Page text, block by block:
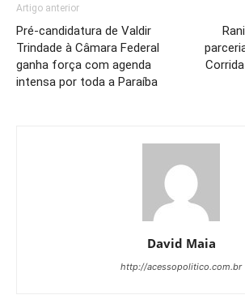
Artigo anterior
Pré-candidatura de Valdir
Trindade à Câmara Federal
ganha força com agenda
intensa por toda a Paraíba
David Maia
http://acessopolitico.com.br